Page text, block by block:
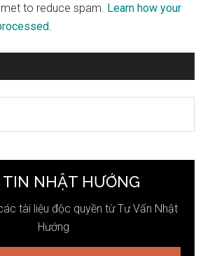
to reduce spam. Learn how your
TIN NHẬT HƯỚNG
tài liệu độc quyền từ Tư Vấn Nhật
Hướng